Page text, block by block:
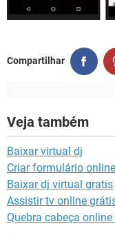
Compartilhar
Veja também
Baixar virtual dj
Criar formulário online
Baixar dj virtual gratis
Assistir tv online
Quebra cabeça